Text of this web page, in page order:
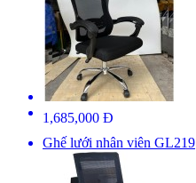
1,685,000 Đ
Ghế lưới nhân viên GL219